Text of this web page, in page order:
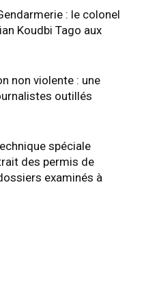
: le colonel
Koudbi Tago aux
non violente : une
outillés
spéciale
des permis de
examinés à